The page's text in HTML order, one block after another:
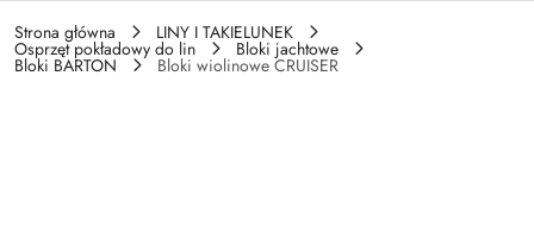
Strona główna LINY I TAKIELUNEK
Osprzęt pokładowy do lin Bloki jachtowe
Bloki BARTON Bloki wiolinowe CRUISER